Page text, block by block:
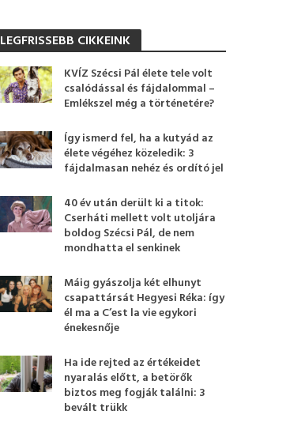
LEGFRISSEBB CIKKEINK
KVÍZ Szécsi Pál élete tele volt
csalódással és fájdalommal –
Emlékszel még a történetére?
Így ismerd fel, ha a kutyád az
élete végéhez közeledik: 3
fájdalmasan nehéz és ordító jel
40 év után derült ki a titok:
Cserháti mellett volt utoljára
boldog Szécsi Pál, de nem
mondhatta el senkinek
Máig gyászolja két elhunyt
csapattársát Hegyesi Réka: így
él ma a C’est la vie egykori
énekesnője
Ha ide rejted az értékeidet
nyaralás előtt, a betörők
biztos meg fogják találni: 3
bevált trükk